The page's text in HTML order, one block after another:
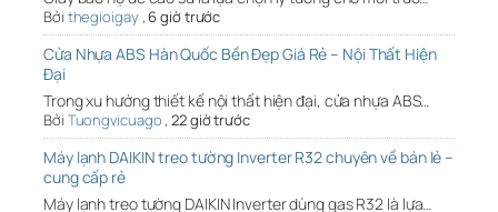
Bởi thegioigay, 6 giờ trước
Cửa Nhựa ABS Hàn Quốc Bền Đẹp Giá Rẻ – Nội Thất Hiện
Đại
Trong xu hướng thiết kế nội thất hiện đại, cửa nhựa ABS…
Bởi Tuongvicuago,22 giờ trước
Máy lạnh DAIKIN treo tường Inverter R32 chuyên về bán lẻ –
cung cấp rẻ
Máy lạnh treo tường DAIKIN Inverter dùng gas R32 là lựa…